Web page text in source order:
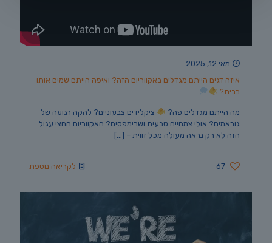
מאי 12, 2025
איזה דגים הייתם מגדלים באקווריום הזה? ואיפה הייתם שמים אותו
בבית?
מה הייתם מגדלים פה?
ציקלידים צבעוניים? להקה רגועה של
גוראמים? אולי צמחייה טבעית ושרימפסים? האקווריום החצי עגול
הזה לא רק נראה מעולה מכל זווית – […]
67 לקריאה נוספת